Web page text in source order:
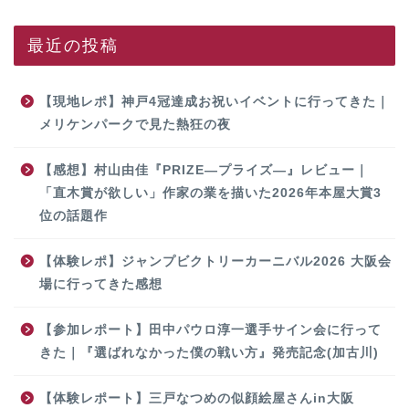
最近の投稿
【現地レポ】神戸4冠達成お祝いイベントに行ってきた｜
メリケンパークで見た熱狂の夜
【感想】村山由佳『PRIZE―プライズ―』レビュー｜
「直木賞が欲しい」作家の業を描いた2026年本屋大賞3
位の話題作
【体験レポ】ジャンプビクトリーカーニバル2026 大阪会
場に行ってきた感想
【参加レポート】田中パウロ淳一選手サイン会に行って
きた｜『選ばれなかった僕の戦い方』発売記念(加古川)
【体験レポート】三戸なつめの似顔絵屋さんin大阪